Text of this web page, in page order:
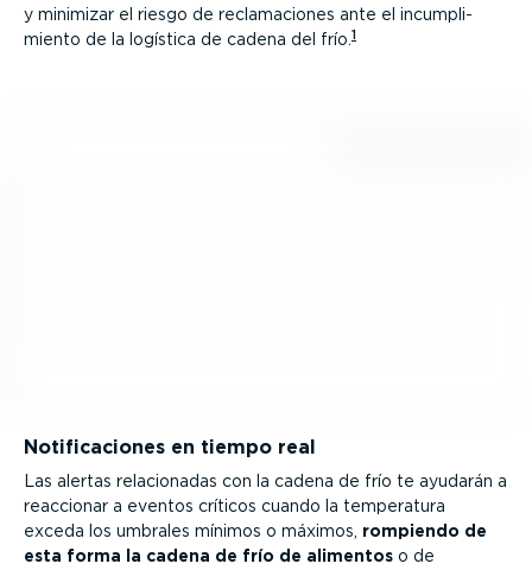
y minimizar el riesgo de recla­ma­ciones ante el incum­pli­
miento de la logística de cadena del frío. 1
Notifi­ca­ciones en tiempo real
Las alertas relacio­nadas con la cadena de frío te ayudarán a
reaccionar a eventos críticos cuando la temperatura
exceda los umbrales mínimos o máximos, rompiendo de
esta forma la cadena de frío de alimentos o de